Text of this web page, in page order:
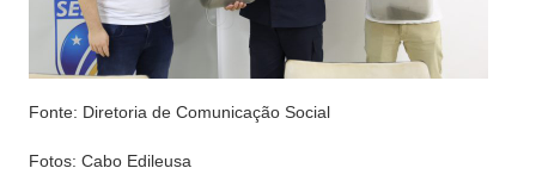
Fonte: Diretoria de Comunicação Social
Fotos: Cabo Edileusa